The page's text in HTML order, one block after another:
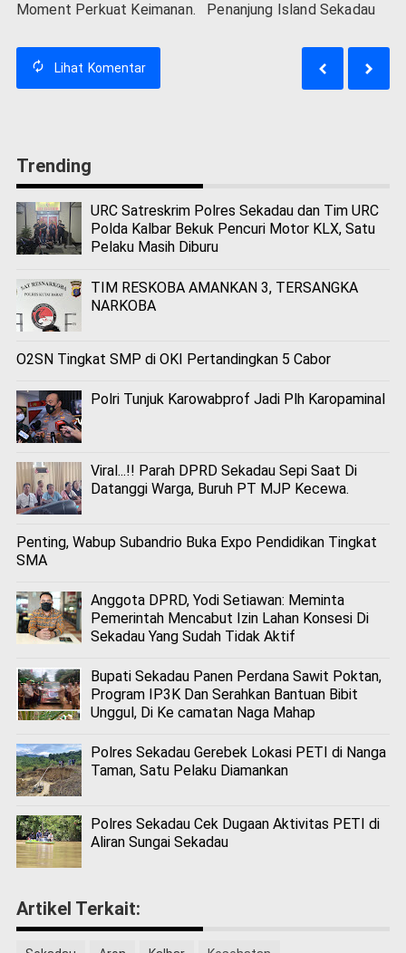
Moment Perkuat Keimanan.
Penanjung Island Sekadau
Lihat Komentar
Trending
URC Satreskrim Polres Sekadau dan Tim URC
Polda Kalbar Bekuk Pencuri Motor KLX, Satu
Pelaku Masih Diburu
TIM RESKOBA AMANKAN 3, TERSANGKA
NARKOBA
O2SN Tingkat SMP di OKI Pertandingkan 5 Cabor
Polri Tunjuk Karowabprof Jadi Plh Karopaminal
Viral...!! Parah DPRD Sekadau Sepi Saat Di
Datanggi Warga, Buruh PT MJP Kecewa.
Penting, Wabup Subandrio Buka Expo Pendidikan Tingkat
SMA
Anggota DPRD, Yodi Setiawan: Meminta
Pemerintah Mencabut Izin Lahan Konsesi Di
Sekadau Yang Sudah Tidak Aktif
Bupati Sekadau Panen Perdana Sawit Poktan,
Program IP3K Dan Serahkan Bantuan Bibit
Unggul, Di Ke camatan Naga Mahap
Polres Sekadau Gerebek Lokasi PETI di Nanga
Taman, Satu Pelaku Diamankan
Polres Sekadau Cek Dugaan Aktivitas PETI di
Aliran Sungai Sekadau
Artikel Terkait: